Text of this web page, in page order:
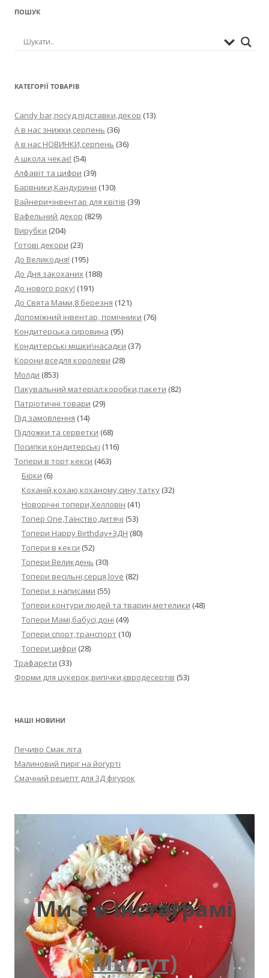
ПОШУК
КАТЕГОРІЇ ТОВАРІВ
Candy bar,посуд,підставки,декор (13)
А в нас знижки,серпень (36)
А в нас НОВИНКИ,серпень (36)
А школа чекає! (54)
Алфавіт та цифри (39)
Барвники,Кандурини (130)
Вайнери+інвентар для квітів (39)
Вафельний декор (829)
Вирубки (204)
Готові декори (23)
До Великодня! (195)
До Дня закоханих (188)
До нового року! (191)
До Свята Мами,8 березня (121)
Допоміжний інвентар, помічники (76)
Кондитерська сировина (95)
Кондитерські мішки\насадки (37)
Корони,вседля королеви (28)
Молди (853)
Пакувальний матеріал:коробки,пакети (82)
Патріотичні товари (29)
Під замовлення (14)
Підложки та серветки (68)
Посипки кондитерські (116)
Топери в торт,кекси (463)
Бірки (6)
Коханій,кохаю,коханому,сину,татку (32)
Новорічні топери,Хелловін (41)
Топер One,Таїнство,дитячі (53)
Топери Happy Birthday+ЗДН (80)
Топери в кекси (52)
Топери Великдень (30)
Топери весільні,серця,love (82)
Топери з написами (55)
Топери контури людей та тварин,метелики (48)
Топери Мамі,бабусі,доні (49)
Топери спорт,транспорт (10)
Топери цифри (28)
Трафарети (33)
Форми для цукерок,випічки,євродесертів (53)
НАШІ НОВИНИ
Печиво Смак літа
Малиновий пиріг на йогурті
Смачний рецепт для 3Д фігурок
Ми є в інстаграмі
Ми тут)